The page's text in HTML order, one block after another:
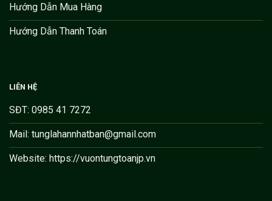
Hướng Dẫn Mua Hàng
Hướng Dẫn Thanh Toán
LIÊN HỆ
SĐT: 0985 41 7272
Mail: tunglahannhatban@gmail.com
Website: https://vuontungtoanjp.vn